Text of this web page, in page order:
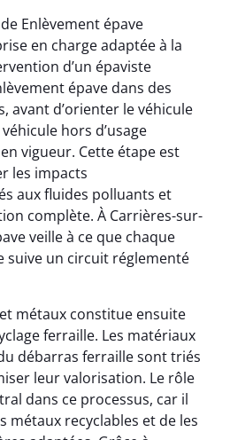
Enlèvement épave
en charge adaptée à la
d’un épaviste
épave dans des
avant d’orienter le véhicule
hors d’usage
vigueur. Cette étape est
les impacts
aux fluides polluants et
complète. À Carrières-sur-
veille à ce que chaque
suive un circuit réglementé
métaux constitue ensuite
ferraille. Les matériaux
débarras ferraille sont triés
leur valorisation. Le rôle
dans ce processus, car il
métaux recyclables et de les